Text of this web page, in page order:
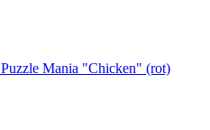
Puzzle Mania "Chicken" (rot)